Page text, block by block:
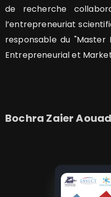
de recherche
l’entrepreneuriat
responsable du "Master
Entrepreneurial et
Bochra Zaier